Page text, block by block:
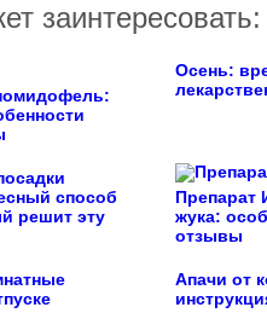
заинтересовать:
Осень:
способ
решит эту
Препарат
жука:
отзывы
Апачи от